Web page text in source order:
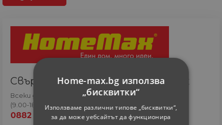
Свържете се с онлайн сътрудник
Всеки ден
(9.00-18.00 часа)
0882 820 410
Home-max.bg използва
„бисквитки“
Използваме различни типове „бисквитки“,
за да може уебсайтът да функционира